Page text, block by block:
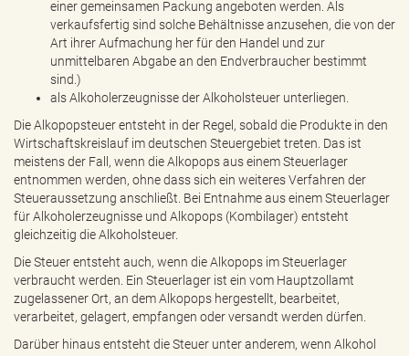
einer gemeinsamen Packung angeboten werden. Als
verkaufsfertig sind solche Behältnisse anzusehen, die von der
Art ihrer Aufmachung her für den Handel und zur
unmittelbaren Abgabe an den Endverbraucher bestimmt
sind.)
als Alkoholerzeugnisse der Alkoholsteuer unterliegen.
Die Alkopopsteuer entsteht in der Regel, sobald die Produkte in den
Wirtschaftskreislauf im deutschen Steuergebiet treten. Das ist
meistens der Fall, wenn die Alkopops aus einem Steuerlager
entnommen werden, ohne dass sich ein weiteres Verfahren der
Steueraussetzung anschließt. Bei Entnahme aus einem Steuerlager
für Alkoholerzeugnisse und Alkopops (Kombilager) entsteht
gleichzeitig die Alkoholsteuer.
Die Steuer entsteht auch, wenn die Alkopops im Steuerlager
verbraucht werden. Ein Steuerlager ist ein vom Hauptzollamt
zugelassener Ort, an dem Alkopops hergestellt, bearbeitet,
verarbeitet, gelagert, empfangen oder versandt werden dürfen.
Darüber hinaus entsteht die Steuer unter anderem, wenn Alkohol